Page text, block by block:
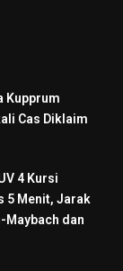
Kupprum
Cas Diklaim
4 Kursi
5 Menit, Jarak
Maybach dan